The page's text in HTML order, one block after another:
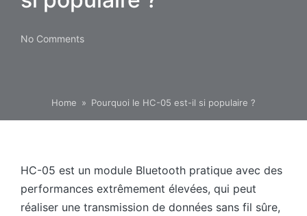
No Comments
Home » Pourquoi le HC-05 est-il si populaire ?
HC-05 est un module Bluetooth pratique avec des
performances extrêmement élevées, qui peut
réaliser une transmission de données sans fil sûre,